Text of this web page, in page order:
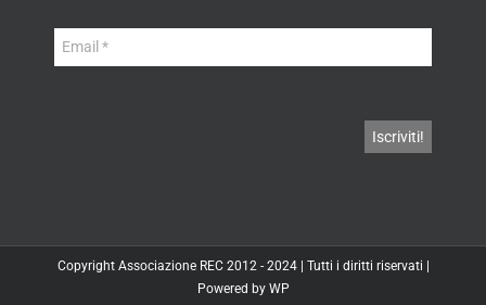
Copyright Associazione REC2012 - 2024 | Tutti i diritti riservati |
Powered by WP